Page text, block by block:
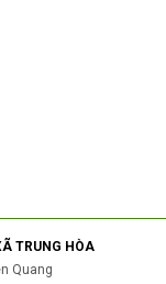
TRUNG HÒA
Quang